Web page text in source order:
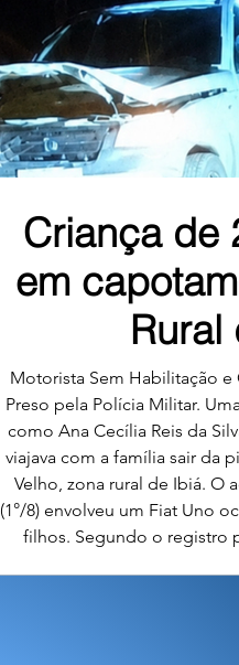
Criança de
em
Rural
Motorista Sem Habilitação e
Preso pela Polícia Militar.
como Ana Cecília Reis da
viajava com a família sair da
Velho, zona rural de Ibiá. O
(1°/8) envolveu um Fiat Uno
filhos. Segundo o registro